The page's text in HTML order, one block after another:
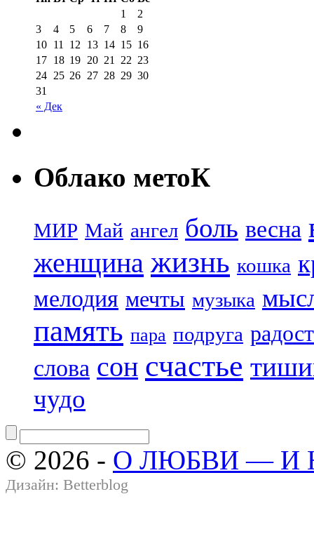
« Дек
1
2
3
4 5 6 7 8
9
10 11 12 13 14 15 16
17 18 19 20 21 22 23
24 25 26 27 28 29 30
31
Облако метоК
МИР Май ангел боль весна
женщина жизнь кошка
мелодия мечты музыка
память пара подруга
слова сон счастье
чудо
© 2026 - О ЛЮБВИ — И
Дизайн: Betterblog